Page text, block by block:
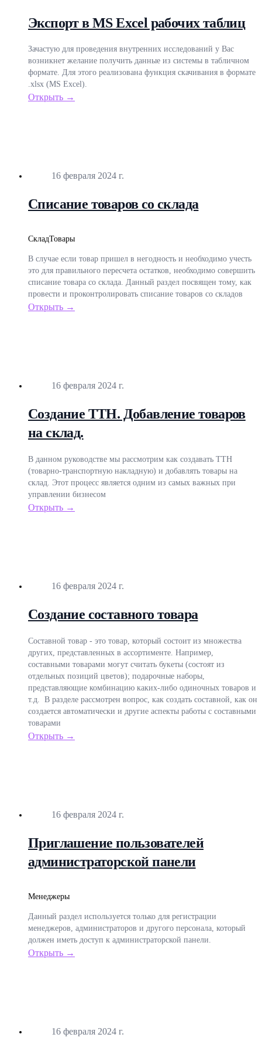
Экспорт в MS Excel рабочих таблиц
Зачастую для проведения внутренних исследований у Вас
возникнет желание получить данные из системы в табличном
формате. Для этого реализована функция скачивания в формате
.xlsx (MS Excel).
Открыть →
Опубликовано
16 февраля 2024 г.
Списание товаров со склада
СкладТовары
В случае если товар пришел в негодность и необходимо учесть
это для правильного пересчета остатков, необходимо совершить
списание товара со склада. Данный раздел посвящен тому, как
провести и проконтролировать списание товаров со складов
Открыть →
Опубликовано
16 февраля 2024 г.
Создание ТТН. Добавление товаров
на склад.
В данном руководстве мы рассмотрим как создавать ТТН
(товарно-транспортную накладную) и добавлять товары на
склад. Этот процесс является одним из самых важных при
управлении бизнесом
Открыть →
Опубликовано
16 февраля 2024 г.
Создание составного товара
Составной товар - это товар, который состоит из множества
других, представленных в ассортименте. Например,
составными товарами могут считать букеты (состоят из
отдельных позиций цветов); подарочные наборы,
представляющие комбинацию каких-либо одиночных товаров и
т.д. В разделе рассмотрен вопрос, как создать составной, как он
создается автоматически и другие аспекты работы с составными
товарами
Открыть →
Опубликовано
16 февраля 2024 г.
Приглашение пользователей
администраторской панели
Менеджеры
Данный раздел используется только для регистрации
менеджеров, администраторов и другого персонала, который
должен иметь доступ к администраторской панели.
Открыть →
Опубликовано
16 февраля 2024 г.